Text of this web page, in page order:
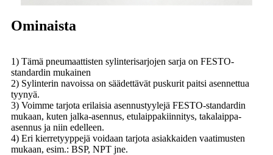
Ominaista
1) Tämä pneumaattisten sylinterisarjojen sarja on FESTO-
standardin mukainen
2) Sylinterin navoissa on säädettävät puskurit paitsi asennettua
tyynyä.
3) Voimme tarjota erilaisia ​​​​asennustyylejä FESTO-standardin
mukaan, kuten jalka-asennus, etulaippakiinnitys, takalaippa-
asennus ja niin edelleen.
4) Eri kierretyyppejä voidaan tarjota asiakkaiden vaatimusten
mukaan, esim.: BSP, NPT jne.